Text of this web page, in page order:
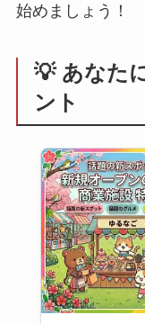
始めましょう！
💡 あなた
ント